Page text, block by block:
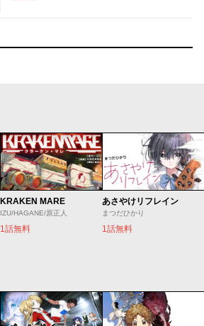
KRAKEN MARE
IZU/HAGANE/原正人
1話無料
あさやけリフレイン
まつだひかり
1話無料